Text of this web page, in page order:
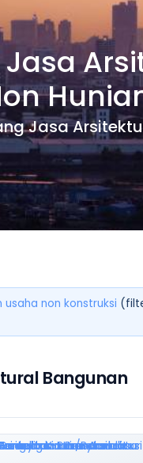
Jasa
non konstruksi
Bangunan